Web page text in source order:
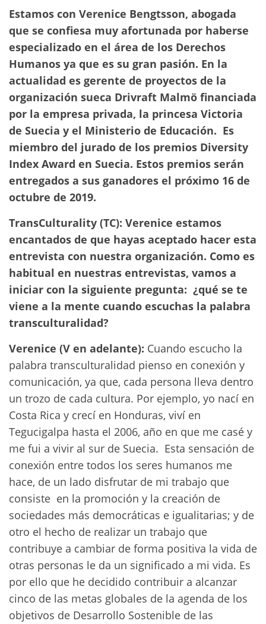
Estamos con Verenice Bengtsson, abogada
que se confiesa muy afortunada por haberse
especializado en el área de los Derechos
Humanos ya que es su gran pasión. En la
actualidad es gerente de proyectos de la
organización sueca Drivraft Malmö financiada
por la empresa privada, la princesa Victoria
de Suecia y el Ministerio de Educación. Es
miembro del jurado de los premios Diversity
Index Award en Suecia. Estos premios serán
entregados a sus ganadores el próximo 16 de
octubre de 2019.
TransCulturality (TC): Verenice estamos
encantados de que hayas aceptado hacer esta
entrevista con nuestra organización. Como es
habitual en nuestras entrevistas, vamos a
iniciar con la siguiente pregunta: ¿qué se te
viene a la mente cuando escuchas la palabra
transculturalidad?
Verenice (V en adelante): Cuando escucho la
palabra transculturalidad pienso en conexión y
comunicación, ya que, cada persona lleva dentro
un trozo de cada cultura. Por ejemplo, yo nací en
Costa Rica y crecí en Honduras, viví en
Tegucigalpa hasta el 2006, año en que me casé y
me fui a vivir al sur de Suecia. Esta sensación de
conexión entre todos los seres humanos me
hace, de un lado disfrutar de mi trabajo que
consiste en la promoción y la creación de
sociedades más democráticas e igualitarias; y de
otro el hecho de realizar un trabajo que
contribuye a cambiar de forma positiva la vida de
otras personas le da un significado a mi vida. Es
por ello que he decidido contribuir a alcanzar
cinco de las metas globales de la agenda de los
objetivos de Desarrollo Sostenible de las